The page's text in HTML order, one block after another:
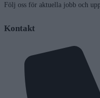
Följ oss för aktuella jobb och
Kontakt